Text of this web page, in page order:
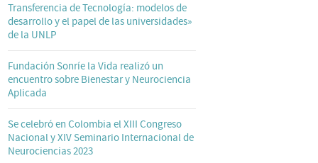
Transferencia de Tecnología: modelos de
desarrollo y el papel de las universidades»
de la UNLP
Fundación Sonríe la Vida realizó un
encuentro sobre Bienestar y Neurociencia
Aplicada
Se celebró en Colombia el XIII Congreso
Nacional y XIV Seminario Internacional de
Neurociencias 2023